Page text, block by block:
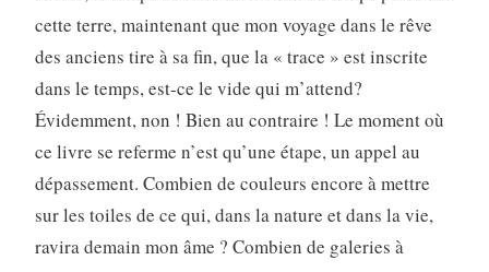
cette terre, maintenant que mon voyage dans le rêve
des anciens tire à sa fin, que la « trace » est inscrite
dans le temps, est-ce le vide qui m’attend?
Évidemment, non ! Bien au contraire ! Le moment où
ce livre se referme n’est qu’une étape, un appel au
dépassement. Combien de couleurs encore à mettre
sur les toiles de ce qui, dans la nature et dans la vie,
ravira demain mon âme ? Combien de galeries à